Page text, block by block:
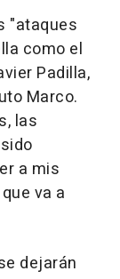
"ataques
como el
Padilla,
Marco.
las
a mis
va a
dejarán